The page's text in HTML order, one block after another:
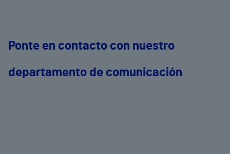
Ponte en contacto con nuestro
departamento de comunicación